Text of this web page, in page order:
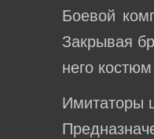
Боевой
Закрывая
него
Имитаторы